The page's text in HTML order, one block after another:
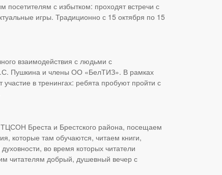
посетителям с избытком: проходят встречи с
игры. Традиционно с 15 октября по 15
взаимодействия с людьми с
Пушкина и члены ОО «БелТИЗ». В рамках
в тренингах: ребята пробуют пройти с
Бреста и Брестского района, посещаем
которые там обучаются, читаем книги,
во время которых читатели
читателям добрый, душевный вечер с